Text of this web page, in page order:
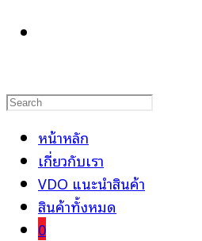
SEARCH
หน้าหลัก
เกี่ยวกับเรา
VDO แนะนำสินค้า
สินค้าทั้งหมด
0